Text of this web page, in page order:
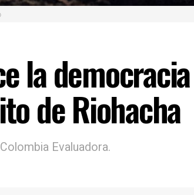
la
de Riohacha
Evaluadora.